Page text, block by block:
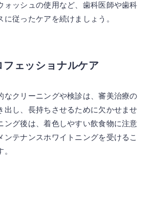
ォッシュの使用など、歯科医師や歯科
従ったケアを続けましょう。
フェッショナルケア
なクリーニングや検診は、審美治療の
出し、長持ちさせるために欠かせませ
ング後は、着色しやすい飲食物に注意
ンテナンスホワイトニングを受けるこ